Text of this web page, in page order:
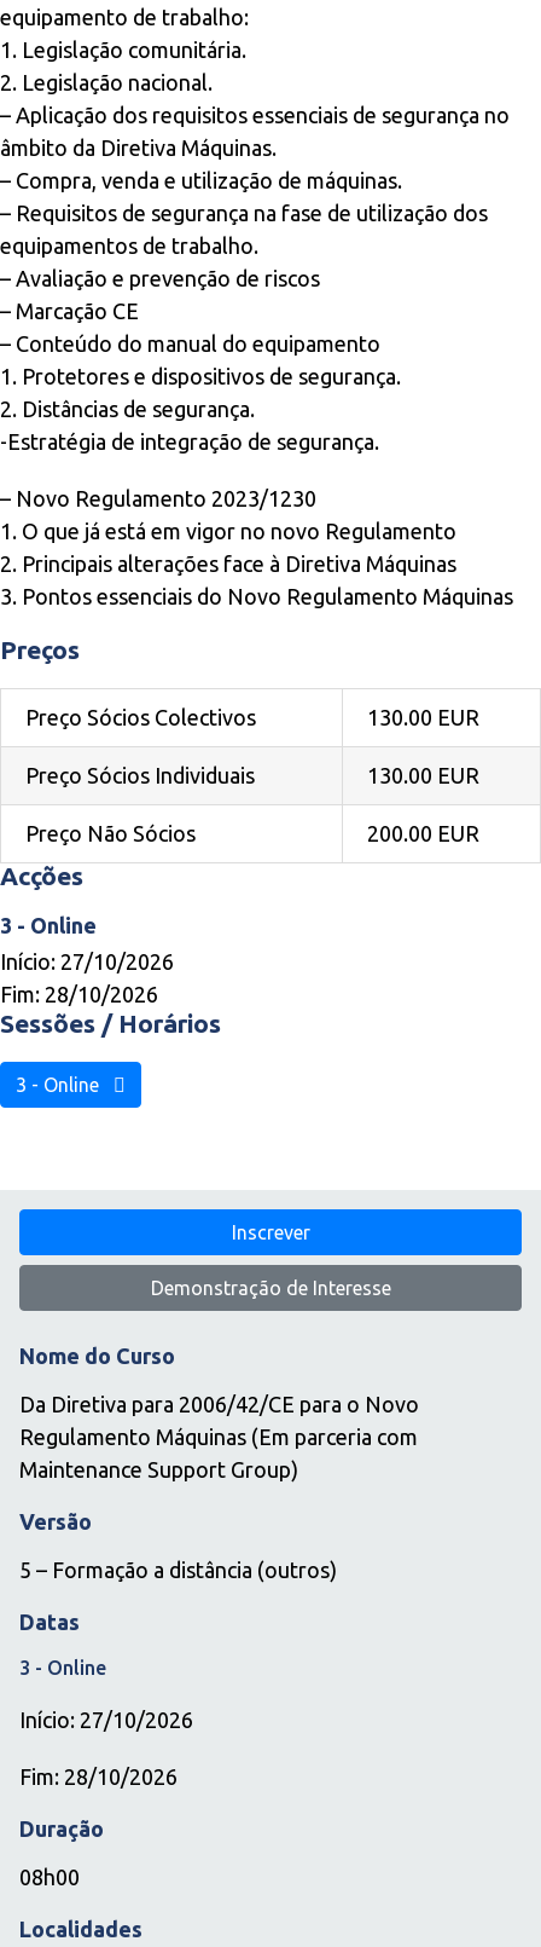
equipamento de trabalho:
1. Legislação comunitária.
2. Legislação nacional.
– Aplicação dos requisitos essenciais de segurança no
âmbito da Diretiva Máquinas.
– Compra, venda e utilização de máquinas.
– Requisitos de segurança na fase de utilização dos
equipamentos de trabalho.
– Avaliação e prevenção de riscos
– Marcação CE
– Conteúdo do manual do equipamento
1. Protetores e dispositivos de segurança.
2. Distâncias de segurança.
-Estratégia de integração de segurança.
– Novo Regulamento 2023/1230
1. O que já está em vigor no novo Regulamento
2. Principais alterações face à Diretiva Máquinas
3. Pontos essenciais do Novo Regulamento Máquinas
Preços
Preço Sócios Colectivos 130.00 EUR
Preço Sócios Individuais 130.00 EUR
Preço Não Sócios 200.00 EUR
Acções
3 - Online
Início: 27/10/2026
Fim: 28/10/2026
Sessões / Horários
3 - Online
Inscrever
Demonstração de Interesse
Nome do Curso
Da Diretiva para 2006/42/CE para o Novo
Regulamento Máquinas (Em parceria com
Maintenance Support Group)
Versão
5 – Formação a distância (outros)
Datas
3 - Online
Início: 27/10/2026
Fim: 28/10/2026
Duração
08h00
Localidades